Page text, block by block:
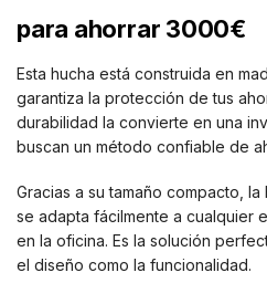
para ahorrar 3000€
Esta hucha está construida en
garantiza la protección de tus
durabilidad la convierte en una
buscan un método confiable de
Gracias a su tamaño compacto,
se adapta fácilmente a cualquier
en la oficina. Es la solución
el diseño como la funcionalidad.